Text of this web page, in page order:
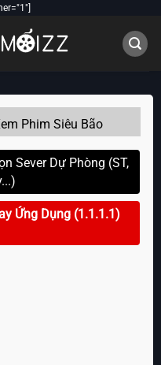
Phim Siêu Bão
Sever Dự Phòng (ST,
Ứng Dụng (1.1.1.1)